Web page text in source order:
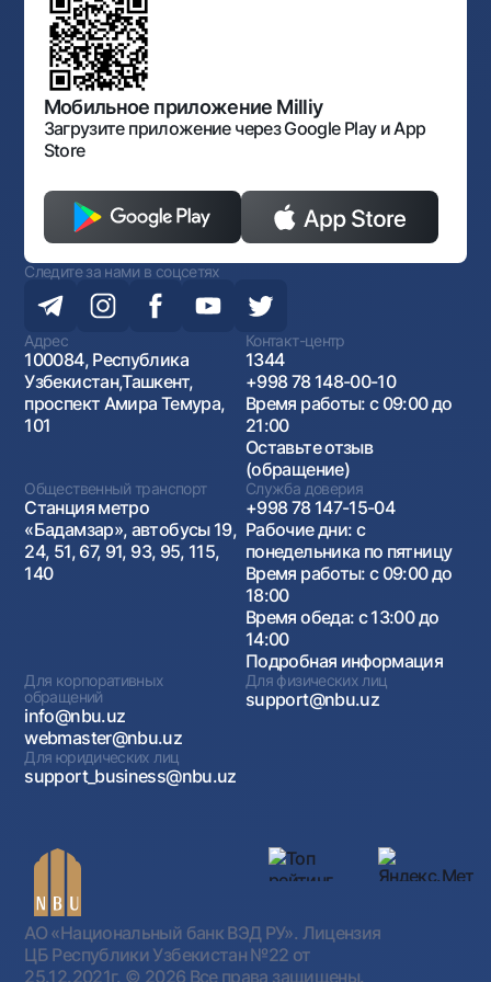
Карта сайта
Галерея изобразительного искусства Узбекистана
документов
Нормативно-правовые документы
Порядок и режим работы НБУ
Открытые данные
Антимонопольный комплаенс
Мобильное приложение Milliy
Загрузите приложение через Google Play и App
Store
Следите за нами в соцсетях
Адрес
100084, Республика
Узбекистан,Ташкент,
проспект Амира Темура,
101
Контакт-центр
1344
+998 78 148-00-10
Время работы: с 09:00 до
21:00
Оставьте отзыв
(обращение)
Общественный транспорт
Станция метро
«Бадамзар», автобусы 19,
24, 51, 67, 91, 93, 95, 115,
140
Служба доверия
+998 78 147-15-04
Рабочие дни: с
понедельника по пятницу
Время работы: с 09:00 до
18:00
Время обеда: с 13:00 до
14:00
Подробная информация
Для корпоративных
обращений
info@nbu.uz
webmaster@nbu.uz
Для физических лиц
support@nbu.uz
Для юридических лиц
support_business@nbu.uz
АО «Национальный банк ВЭД РУ». Лицензия
ЦБ Республики Узбекистан №22 от
25.12.2021г. © 2026 Все права защищены.